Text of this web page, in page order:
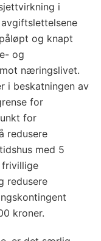
i
og knapt
og
næringslivet.
i beskatningen av
for
for
redusere
med 5
redusere
kroner.